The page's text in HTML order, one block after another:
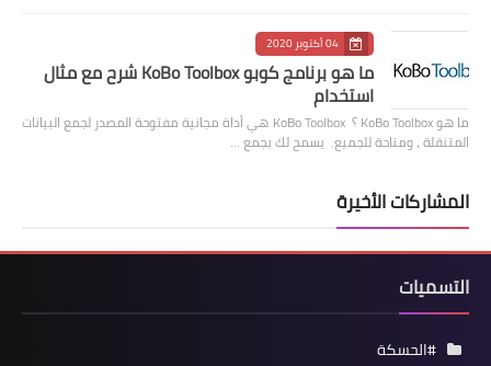
04 أكتوبر 2020
ما هو برنامج كوبو KoBo Toolbox شرح مع مثال
استخدام
ما هو KoBo Toolbox ؟ KoBo Toolbox هي أداة مجانية مفتوحة المصدر لجمع البيانات
المتنقلة ، ومتاحة للجميع. يسمح لك بجمع …
المشاركات الأخيرة
التسميات
#الحسكة